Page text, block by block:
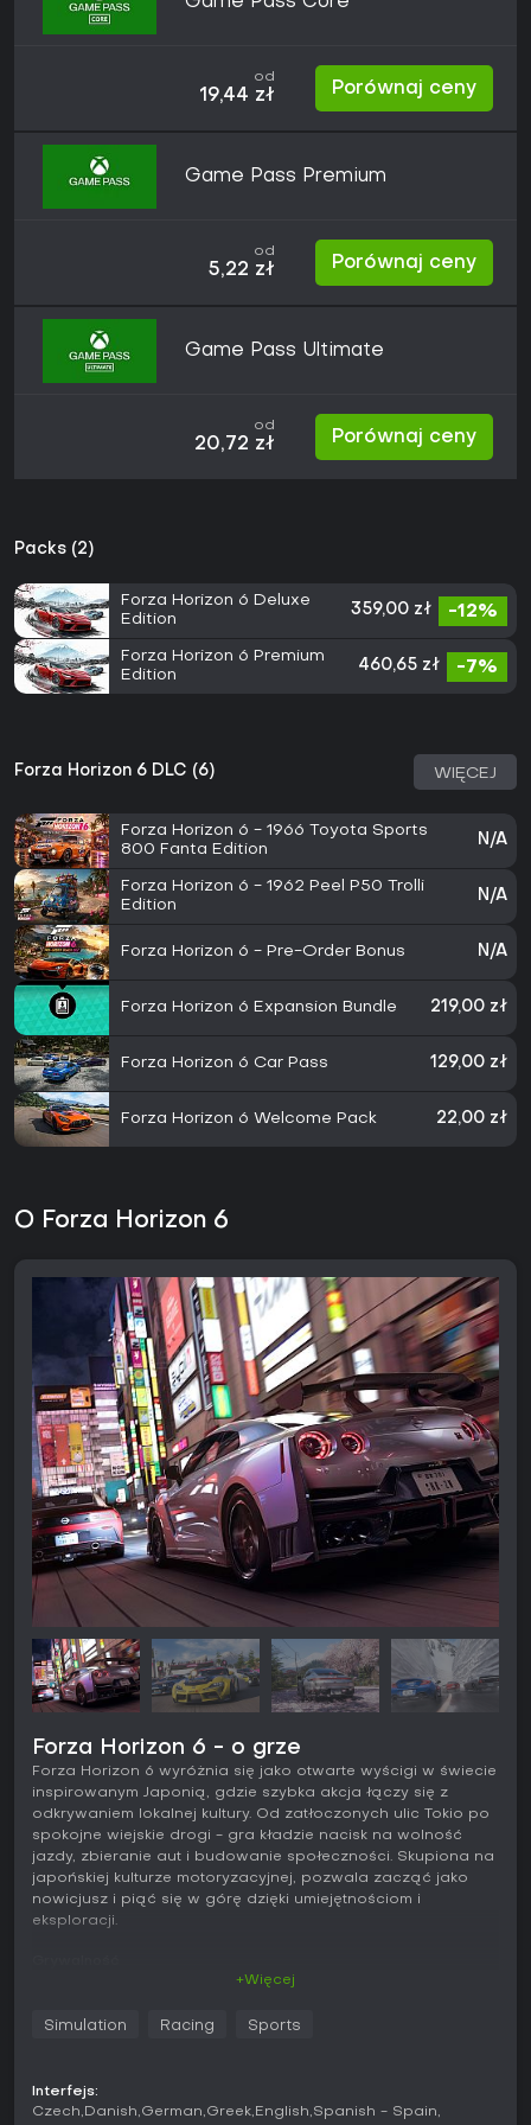
od
19,44 zł Porównaj ceny
Game Pass Premium
od
5,22 zł Porównaj ceny
Game Pass Ultimate
od
20,72 zł Porównaj ceny
Packs (2)
Forza Horizon 6 Deluxe
Edition
359,00 zł -12%
Forza Horizon 6 Premium
Edition
460,65 zł -7%
Forza Horizon 6 DLC (6) WIĘCEJ
Forza Horizon 6 - 1966 Toyota Sports
800 Fanta Edition
N/A
Forza Horizon 6 - 1962 Peel P50 Trolli
Edition
N/A
Forza Horizon 6 - Pre-Order Bonus N/A
Forza Horizon 6 Expansion Bundle 219,00 zł
Forza Horizon 6 Car Pass 129,00 zł
Forza Horizon 6 Welcome Pack 22,00 zł
O Forza Horizon 6
Forza Horizon 6 - o grze
Forza Horizon 6 wyróżnia się jako otwarte wyścigi w świecie
inspirowanym Japonią, gdzie szybka akcja łączy się z
odkrywaniem lokalnej kultury. Od zatłoczonych ulic Tokio po
spokojne wiejskie drogi - gra kładzie nacisk na wolność
jazdy, zbieranie aut i budowanie społeczności. Skupiona na
japońskiej kulturze motoryzacyjnej, pozwala zacząć jako
nowicjusz i piąć się w górę dzięki umiejętnościom i
eksploracji.
jazdy. Przenikasz przez gęste dzielnice miejskie jak doki i
w tym klasyki JDM z detalicznymi dźwiękami silników i
kierownicą obsługującą do 540 stopni obrotu. Postęp
+Więcej
Simulation Racing Sports
Interfejs:
Czech Danish German Greek English Spanish - Spain